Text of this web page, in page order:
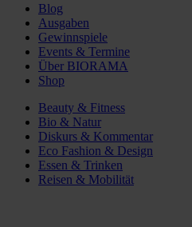
Blog
Ausgaben
Gewinnspiele
Events & Termine
Über BIORAMA
Shop
Beauty & Fitness
Bio & Natur
Diskurs & Kommentar
Eco Fashion & Design
Essen & Trinken
Reisen & Mobilität